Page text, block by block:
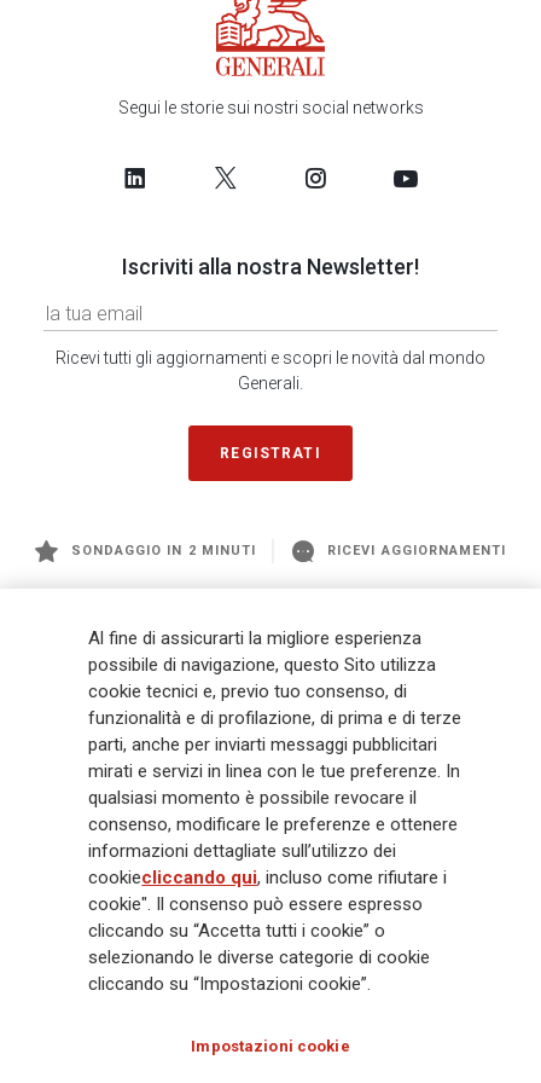
Segui le storie sui nostri social networks
Iscriviti alla nostra Newsletter!
Ricevi tutti gli aggiornamenti e scopri le novità dal mondo
Generali.
REGISTRATI
SONDAGGIO IN 2 MINUTI RICEVI AGGIORNAMENTI
management a livello globale, con premi complessivi pari a € 98,1
miliardi e € 900 miliardi di AUM nel 2025. Fondato nel 1831, con oltre 88
mila dipendenti e 163 mila agenti che servono 75 milioni di clienti, il
Gruppo ha una posizione di leadership in Europa e una presenza
crescente in Asia e America. Al centro della strategia di Generali c'è il suo
impegno Lifetime Partner verso i clienti, realizzato attraverso soluzioni
innovative e personalizzate, un'esperienza cliente di prima classe e le sue
capacità di distribuzione globale digitalizzata. Il Gruppo ha
completamente integrato la sostenibilità in tutte le scelte strategiche, con
l'obiettivo di creare valore per tutti gli stakeholder mentre costruisce una
società più equa e resiliente.
Legal Info Cookie Policy Privacy & GDPR
Al fine di assicurarti la migliore esperienza
possibile di navigazione, questo Sito utilizza
cookie tecnici e, previo tuo consenso, di
funzionalità e di profilazione, di prima e di terze
parti, anche per inviarti messaggi pubblicitari
mirati e servizi in linea con le tue preferenze. In
qualsiasi momento è possibile revocare il
consenso, modificare le preferenze e ottenere
informazioni dettagliate sull’utilizzo dei
cookiecliccando qui, incluso come rifiutare i
cookie". Il consenso può essere espresso
cliccando su “Accetta tutti i cookie” o
selezionando le diverse categorie di cookie
cliccando su “Impostazioni cookie”.
Impostazioni cookie